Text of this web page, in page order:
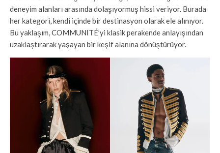
deneyim alanları arasında dolaşıyormuş hissi veriyor. Burada
her kategori, kendi içinde bir destinasyon olarak ele alınıyor.
Bu yaklaşım, COMMUNITÉ’yi klasik perakende anlayışından
uzaklaştırarak yaşayan bir keşif alanına dönüştürüyor.